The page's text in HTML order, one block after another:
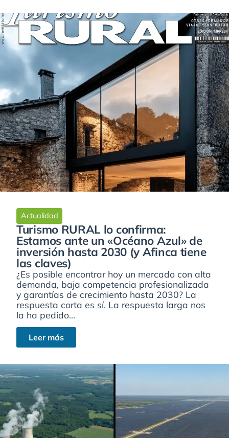
Actualidad
Turismo RURAL lo confirma:
Estamos ante un «Océano Azul» de
inversión hasta 2030 (y Afinca tiene
las claves)
¿Es posible encontrar hoy un mercado con alta
demanda, baja competencia profesionalizada
y garantías de crecimiento hasta 2030? La
respuesta corta es sí. La respuesta larga nos
la ha pedido...
Leer más